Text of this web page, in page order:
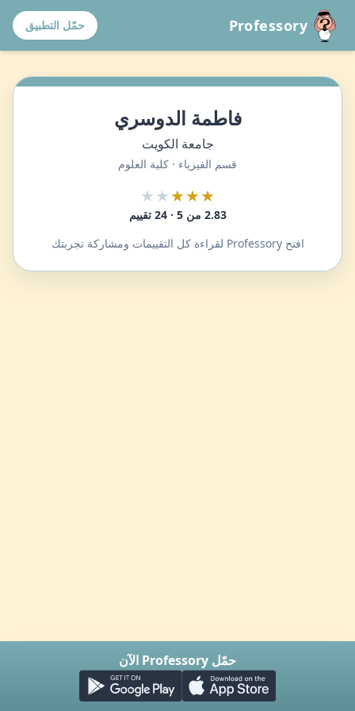
Professory حمّل التطبيق
فاطمة الدوسري
جامعة الكويت
قسم الفيزياء · كلية العلوم
★★★
★★
2.83 من 5 · 24 تقييم
افتح Professory لقراءة كل التقييمات ومشاركة تجربتك
حمّل Professory الآن